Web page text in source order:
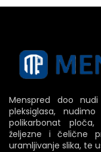
Menspred doo
pleksiglasa,
polikarbonat
željezne i čelične
uramljivanje slika, te